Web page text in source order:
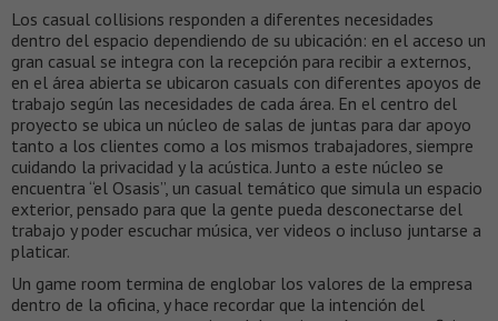
Los casual collisions responden a diferentes necesidades
dentro del espacio dependiendo de su ubicación: en el acceso un
gran casual se integra con la recepción para recibir a externos,
en el área abierta se ubicaron casuals con diferentes apoyos de
trabajo según las necesidades de cada área. En el centro del
proyecto se ubica un núcleo de salas de juntas para dar apoyo
tanto a los clientes como a los mismos trabajadores, siempre
cuidando la privacidad y la acústica. Junto a este núcleo se
encuentra “el Osasis”, un casual temático que simula un espacio
exterior, pensado para que la gente pueda desconectarse del
trabajo y poder escuchar música, ver videos o incluso juntarse a
platicar.
Un game room termina de englobar los valores de la empresa
dentro de la oficina, y hace recordar que la intención del